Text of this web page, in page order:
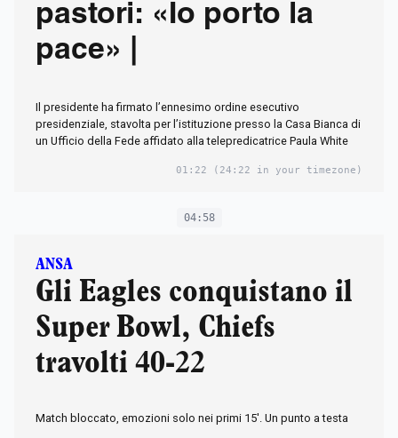
pastori: «Io porto la
pace» |
Il presidente ha firmato l’ennesimo ordine esecutivo
presidenziale, stavolta per l’istituzione presso la Casa Bianca di
un Ufficio della Fede affidato alla telepredicatrice Paula White
01:22 (24:22 in your timezone)
04:58
ANSA
Gli Eagles conquistano il
Super Bowl, Chiefs
travolti 40-22
Match bloccato, emozioni solo nei primi 15'. Un punto a testa